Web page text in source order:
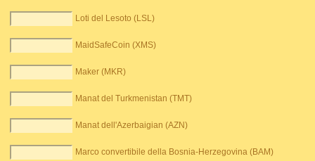
Loti del Lesoto (LSL)
MaidSafeCoin (XMS)
Maker (MKR)
Manat del Turkmenistan (TMT)
Manat dell'Azerbaigian (AZN)
Marco convertibile della Bosnia-Herzegovina (BAM)